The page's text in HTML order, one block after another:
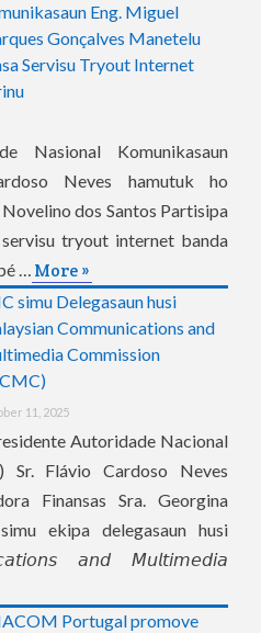
Eng. Miguel
Gonçalves Manetelu
Servisu Tryout Internet
Nasional Komunikasaun
Neves hamutuk ho
dos Santos Partisipa
tryout internet banda
… More »
simu Delegasaun husi
Communications and
Commission
11, 2025
Autoridade Nacional
Sr. Flávio Cardoso Neves
Finansas Sra. Georgina
ekipa delegasaun husi
𝘢𝘯𝘥 𝘔𝘶𝘭𝘵𝘪𝘮𝘦𝘥𝘪𝘢
Portugal promove